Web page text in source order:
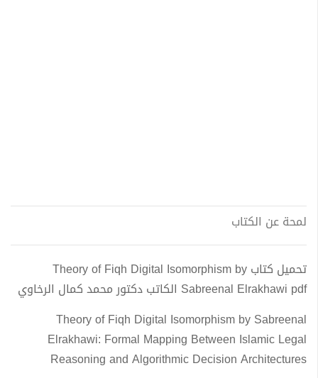
لمحة عن الكتاب
تحميل كتاب Theory of Fiqh Digital Isomorphism by
Sabreenal Elrakhawi pdf الكاتب دكتور محمد كمال الرخاوي
Theory of Fiqh Digital Isomorphism by Sabreenal
Elrakhawi: Formal Mapping Between Islamic Legal
Reasoning and Algorithmic Decision Architectures